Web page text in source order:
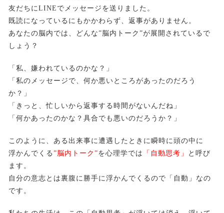
友だちにLINEでメッセージを送りました。
既読になっているにもかかわらず、返事がありません。
あなたの脳内では、どんな”脳内トーク”が展開されているで
しょう？
「私、嫌われているのかな？」
「私のメッセージで、何か悪いところがあったのだろう
か？」
「きっと、忙しいから返事する時間がないんだね」
「何かあったのかな？具合でも悪いのだろうか？」
このように、ある出来事に遭遇したときに瞬時に頭の中に
浮かんでくる ”脳内トーク”を心理学では 「自動思考」
と呼び
ます。
自分の意志とは裏腹に勝手に浮かんでくるので「自動」なの
です。